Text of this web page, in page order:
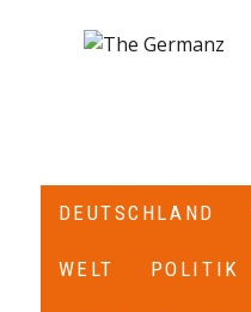
DEUTSCHLAND
WELT POLITIK